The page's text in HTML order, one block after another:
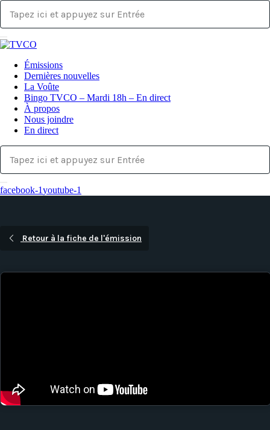
Émissions
Dernières nouvelles
La Voûte
Bingo TVCO – Mardi 18h – En direct
À propos
Nous joindre
En direct
facebook-1youtube-1
Retour à la fiche de l'émission